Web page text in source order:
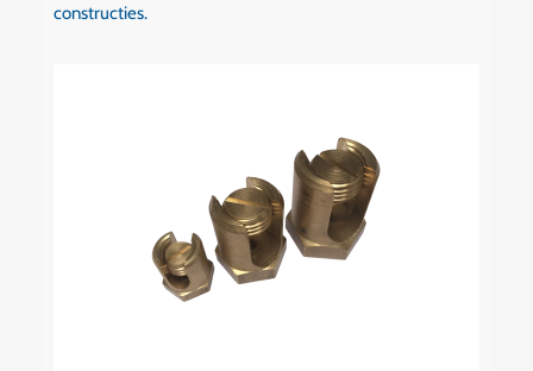
constructies.